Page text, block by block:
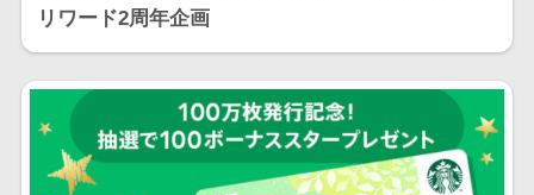
リワード2周年企画